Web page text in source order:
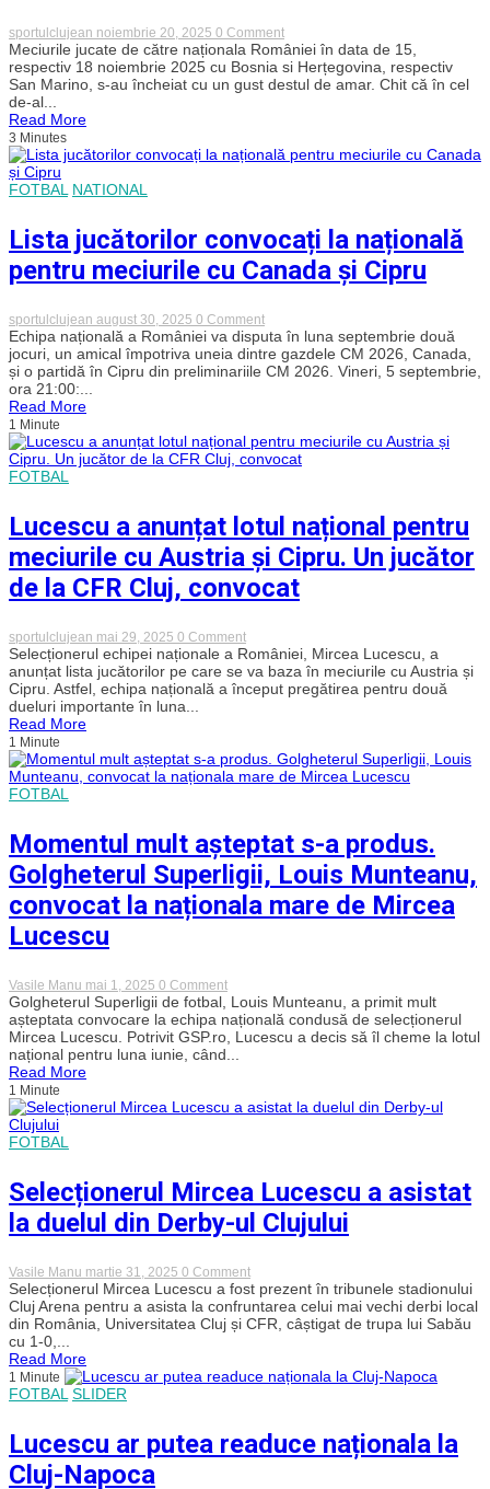
sportulclujean noiembrie 20, 2025 0 Commenton
„Oamenii
ăștia
nu
țin
O
doar
de
dezamăgiri
și
REZUMATUL
ultimelor
două
Meciurile jucate de către naționala României în data de 15,
respectiv 18 noiembrie 2025 cu Bosnia si Herțegovina, respectiv
San Marino, s-au încheiat cu un gust destul de amar. Chit că în cel
de-al...
Read More
3 Minutes
FOTBAL NATIONAL
Lista jucătorilor convocați la națională
pentru meciurile cu Canada și Cipru
sportulclujean august 30, 2025 0 Commenton
Lista
jucătorilor
convocați
la
cu
Canada
și
Echipa națională a României va disputa în luna septembrie două
jocuri, un amical împotriva uneia dintre gazdele CM 2026, Canada,
și o partidă în Cipru din preliminariile CM 2026. Vineri, 5 septembrie,
ora 21:00:...
Read More
1 Minute
FOTBAL
Lucescu a anunțat lotul național pentru
meciurile cu Austria și Cipru. Un jucător
de la CFR Cluj, convocat
sportulclujean mai 29, 2025 0 Commenton
Lucescu
a
anunțat
lotul
cu
Austria
și
jucător
de
la
CFR
Cluj,
convocat
Selecționerul echipei naționale a României, Mircea Lucescu, a
anunțat lista jucătorilor pe care se va baza în meciurile cu Austria și
Cipru. Astfel, echipa națională a început pregătirea pentru două
dueluri importante în luna...
Read More
1 Minute
FOTBAL
Momentul mult așteptat s-a produs.
Golgheterul Superligii, Louis Munteanu,
convocat la naționala mare de Mircea
Lucescu
Vasile Manu mai 1, 2025 0 Commenton
Momentul
mult
așteptat
s-
a
Superligii,
naționala
mare
Mircea
Golgheterul Superligii de fotbal, Louis Munteanu, a primit mult
așteptata convocare la echipa națională condusă de selecționerul
Mircea Lucescu. Potrivit GSP.ro, Lucescu a decis să îl cheme la lotul
național pentru luna iunie, când...
Read More
1 Minute
FOTBAL
Selecționerul Mircea Lucescu a asistat
la duelul din Derby-ul Clujului
Vasile Manu martie 31, 2025 0 Commenton
Selecționerul
Mircea
Lucescu
a
duelul
Clujului
Selecționerul Mircea Lucescu a fost prezent în tribunele stadionului
Cluj Arena pentru a asista la confruntarea celui mai vechi derbi local
din România, Universitatea Cluj și CFR, câștigat de trupa lui Sabău
cu 1-0,...
Read More
1 Minute
FOTBAL SLIDER
Lucescu ar putea readuce naționala la
Cluj-Napoca